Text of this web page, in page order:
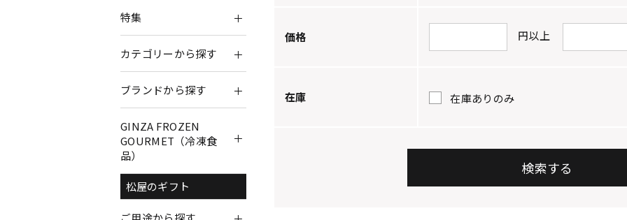
特集
カテゴリーから探す
ブランドから探す
GINZA FROZEN
GOURMET（冷凍食
品）
松屋のギフト
価格 円以上
在庫 在庫ありのみ